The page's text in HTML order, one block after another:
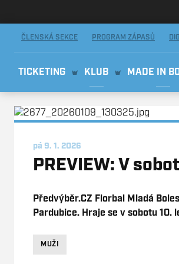
ČLENSKÁ SEKCE PROGRAM ZÁPASŮ
TICKETING KLUB MADE IN
pá 9. 1. 2026
PREVIEW: V
Předvýběr.CZ Florbal Mladá
Pardubice. Hraje se v sobotu 10.
MUŽI